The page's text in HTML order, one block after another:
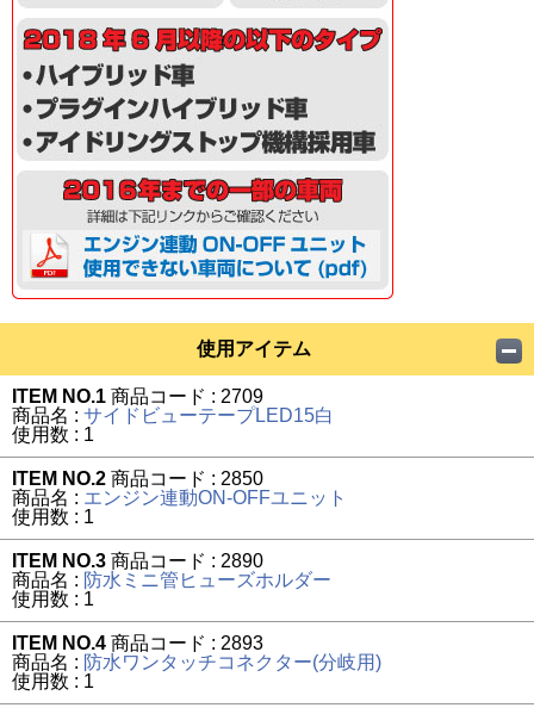
使用アイテム
ITEM NO.1 商品コード : 2709
商品名 : サイドビューテープLED15白
使用数 : 1
ITEM NO.2 商品コード : 2850
商品名 : エンジン連動ON-OFFユニット
使用数 : 1
ITEM NO.3 商品コード : 2890
商品名 : 防水ミニ管ヒューズホルダー
使用数 : 1
ITEM NO.4 商品コード : 2893
商品名 : 防水ワンタッチコネクター(分岐用)
使用数 : 1